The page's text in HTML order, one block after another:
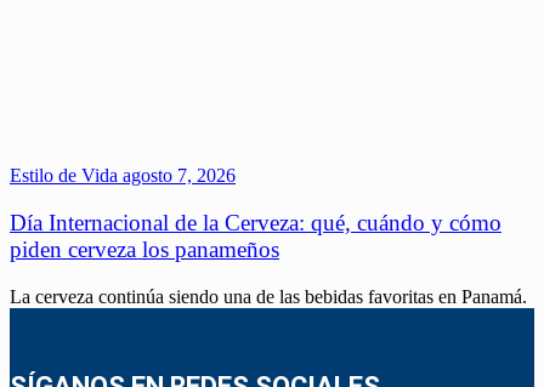
Estilo de Vida agosto 7, 2026
Día Internacional de la Cerveza: qué, cuándo y cómo
piden cerveza los panameños
La cerveza continúa siendo una de las bebidas favoritas en Panamá.